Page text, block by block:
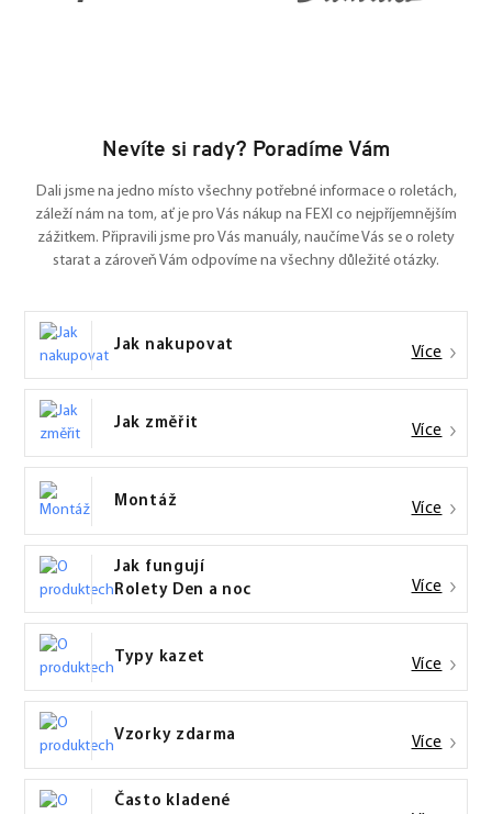
Nevíte si rady? Poradíme Vám
Dali jsme na jedno místo všechny potřebné informace o roletách,
záleží nám na tom, ať je pro Vás nákup na FEXI co nejpříjemnějším
zážitkem. Připravili jsme pro Vás manuály, naučíme Vás se o rolety
starat a zároveň Vám odpovíme na všechny důležité otázky.
Jak nakupovat Více
Jak změřit Více
Montáž Více
Jak fungují
Rolety Den a noc
Více
Typy kazet Více
Vzorky zdarma Více
Často kladené